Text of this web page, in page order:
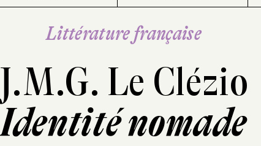
Littérature française
J.M.G. Le Clézio
Identité nomade